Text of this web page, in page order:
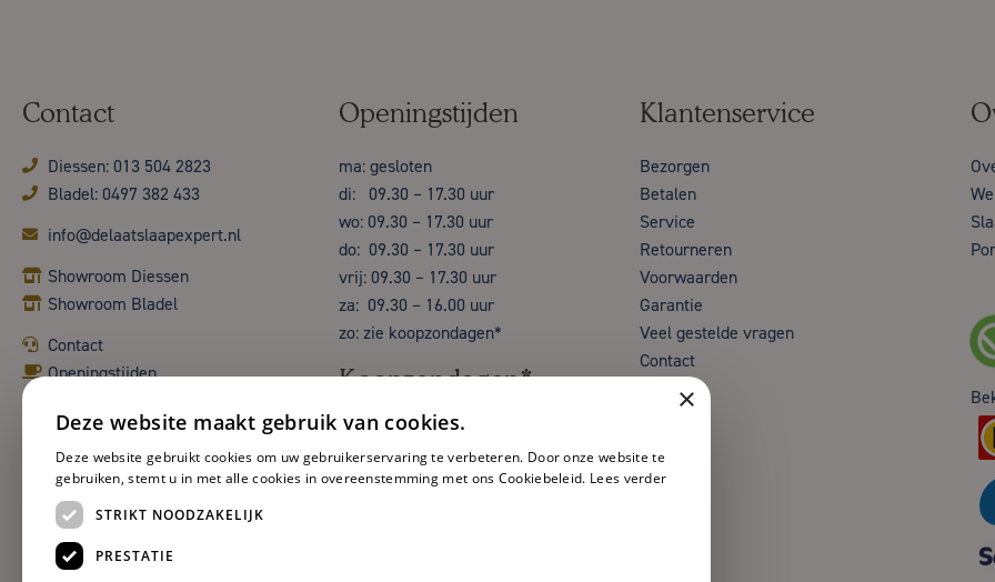
Contact
Diessen: 013 504 2823
Bladel: 0497 382 433
info@delaatslaapexpert.nl
Showroom Diessen
Showroom Bladel
Contact
Openingstijden
Openingstijden
ma: gesloten
di: 09.30 – 17.30 uur
wo: 09.30 – 17.30 uur
do: 09.30 – 17.30 uur
vrij: 09.30 – 17.30 uur
za: 09.30 – 16.00 uur
zo: zie koopzondagen*
Koopzondagen*
Klantenservice
Bezorgen
Betalen
Service
Retourneren
Voorwaarden
Garantie
Veel gestelde vragen
Contact
×
Deze website maakt gebruik van cookies.
Deze website gebruikt cookies om uw gebruikerservaring te verbeteren. Door onze website te
gebruiken, stemt u in met alle cookies in overeenstemming met ons Cookiebeleid. Lees verder
STRIKT NOODZAKELIJK
PRESTATIE